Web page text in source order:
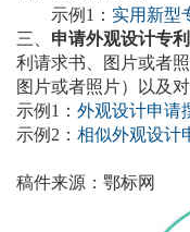
示例1： 实用新型
三、 申请外观设计专利
利请求书、图片或者
图片或者照片）以及
示例1： 外观设计申请
示例2： 相似外观设计
稿件来源：鄂标网